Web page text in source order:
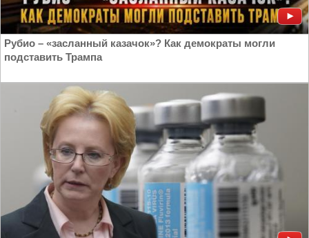
Рубио – «засланный казачок»? Как демократы могли
подставить Трампа